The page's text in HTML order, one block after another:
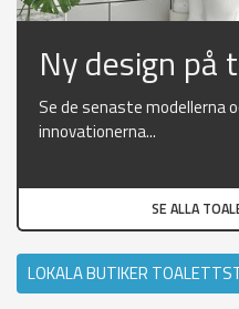
Ny design
Se de senaste modellerna
innovationerna...
SE ALLA
LOKALA BUTIKER